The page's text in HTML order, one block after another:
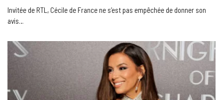
Invitée de RTL, Cécile de France ne s’est pas empêchée de donner son
avis…